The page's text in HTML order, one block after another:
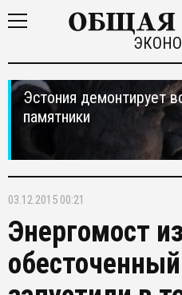
Эстония демонтирует
памятники
03.12.2015 00:21
Энергомост